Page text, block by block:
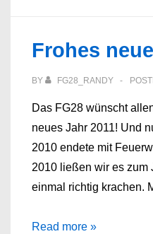
Dover
Frohes
BY FG28_RANDY
Das FG28 wünscht
neues Jahr 2011! Und
2010 endete mit
2010 ließen wir es zum
einmal richtig krachen.
Frohes
Read more »